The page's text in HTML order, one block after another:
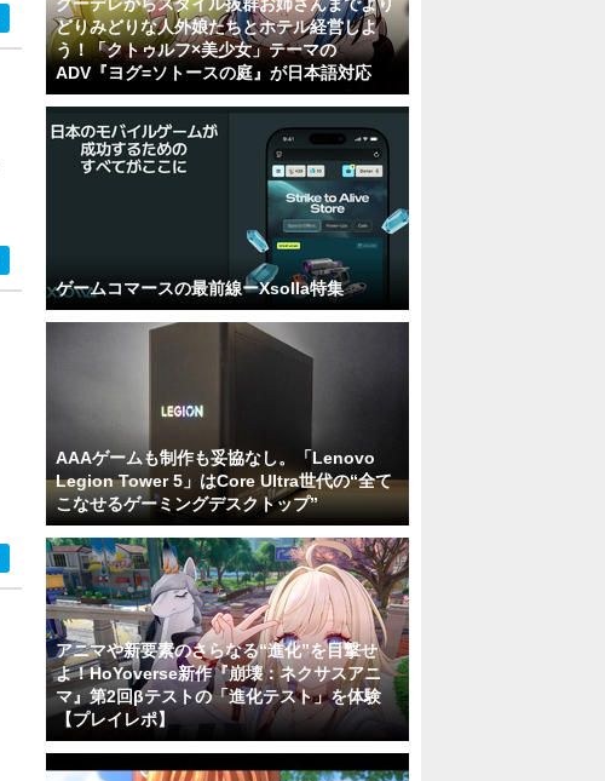
どりみどりな人外娘たちとホテル経営しよ
う！「クトゥルフ×美少女」テーマの
ADV『ヨグ=ソトースの庭』が日本語対応
ゲームコマースの最前線ーXsolla特集
AAAゲームも制作も妥協なし。「Lenovo
Legion Tower 5」はCore Ultra世代の“全て
こなせるゲーミングデスクトップ”
アニマや新要素のさらなる“進化”を目撃せ
よ！HoYoverse新作『崩壊：ネクサスアニ
マ』第2回βテストの「進化テスト」を体験
【プレイレポ】